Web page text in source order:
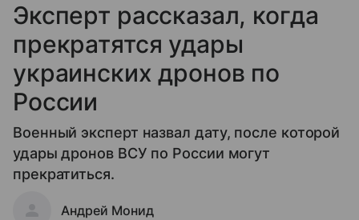
Эксперт рассказал, когда
прекратятся удары
украинских дронов по
России
Военный эксперт назвал дату, после которой
удары дронов ВСУ по России могут
прекратиться.
Андрей Монид